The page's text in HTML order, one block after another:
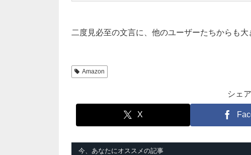
二度見必至の文言に、他のユーザーたちからも大
Amazon
シェ
X
今、あなたにオススメの記事